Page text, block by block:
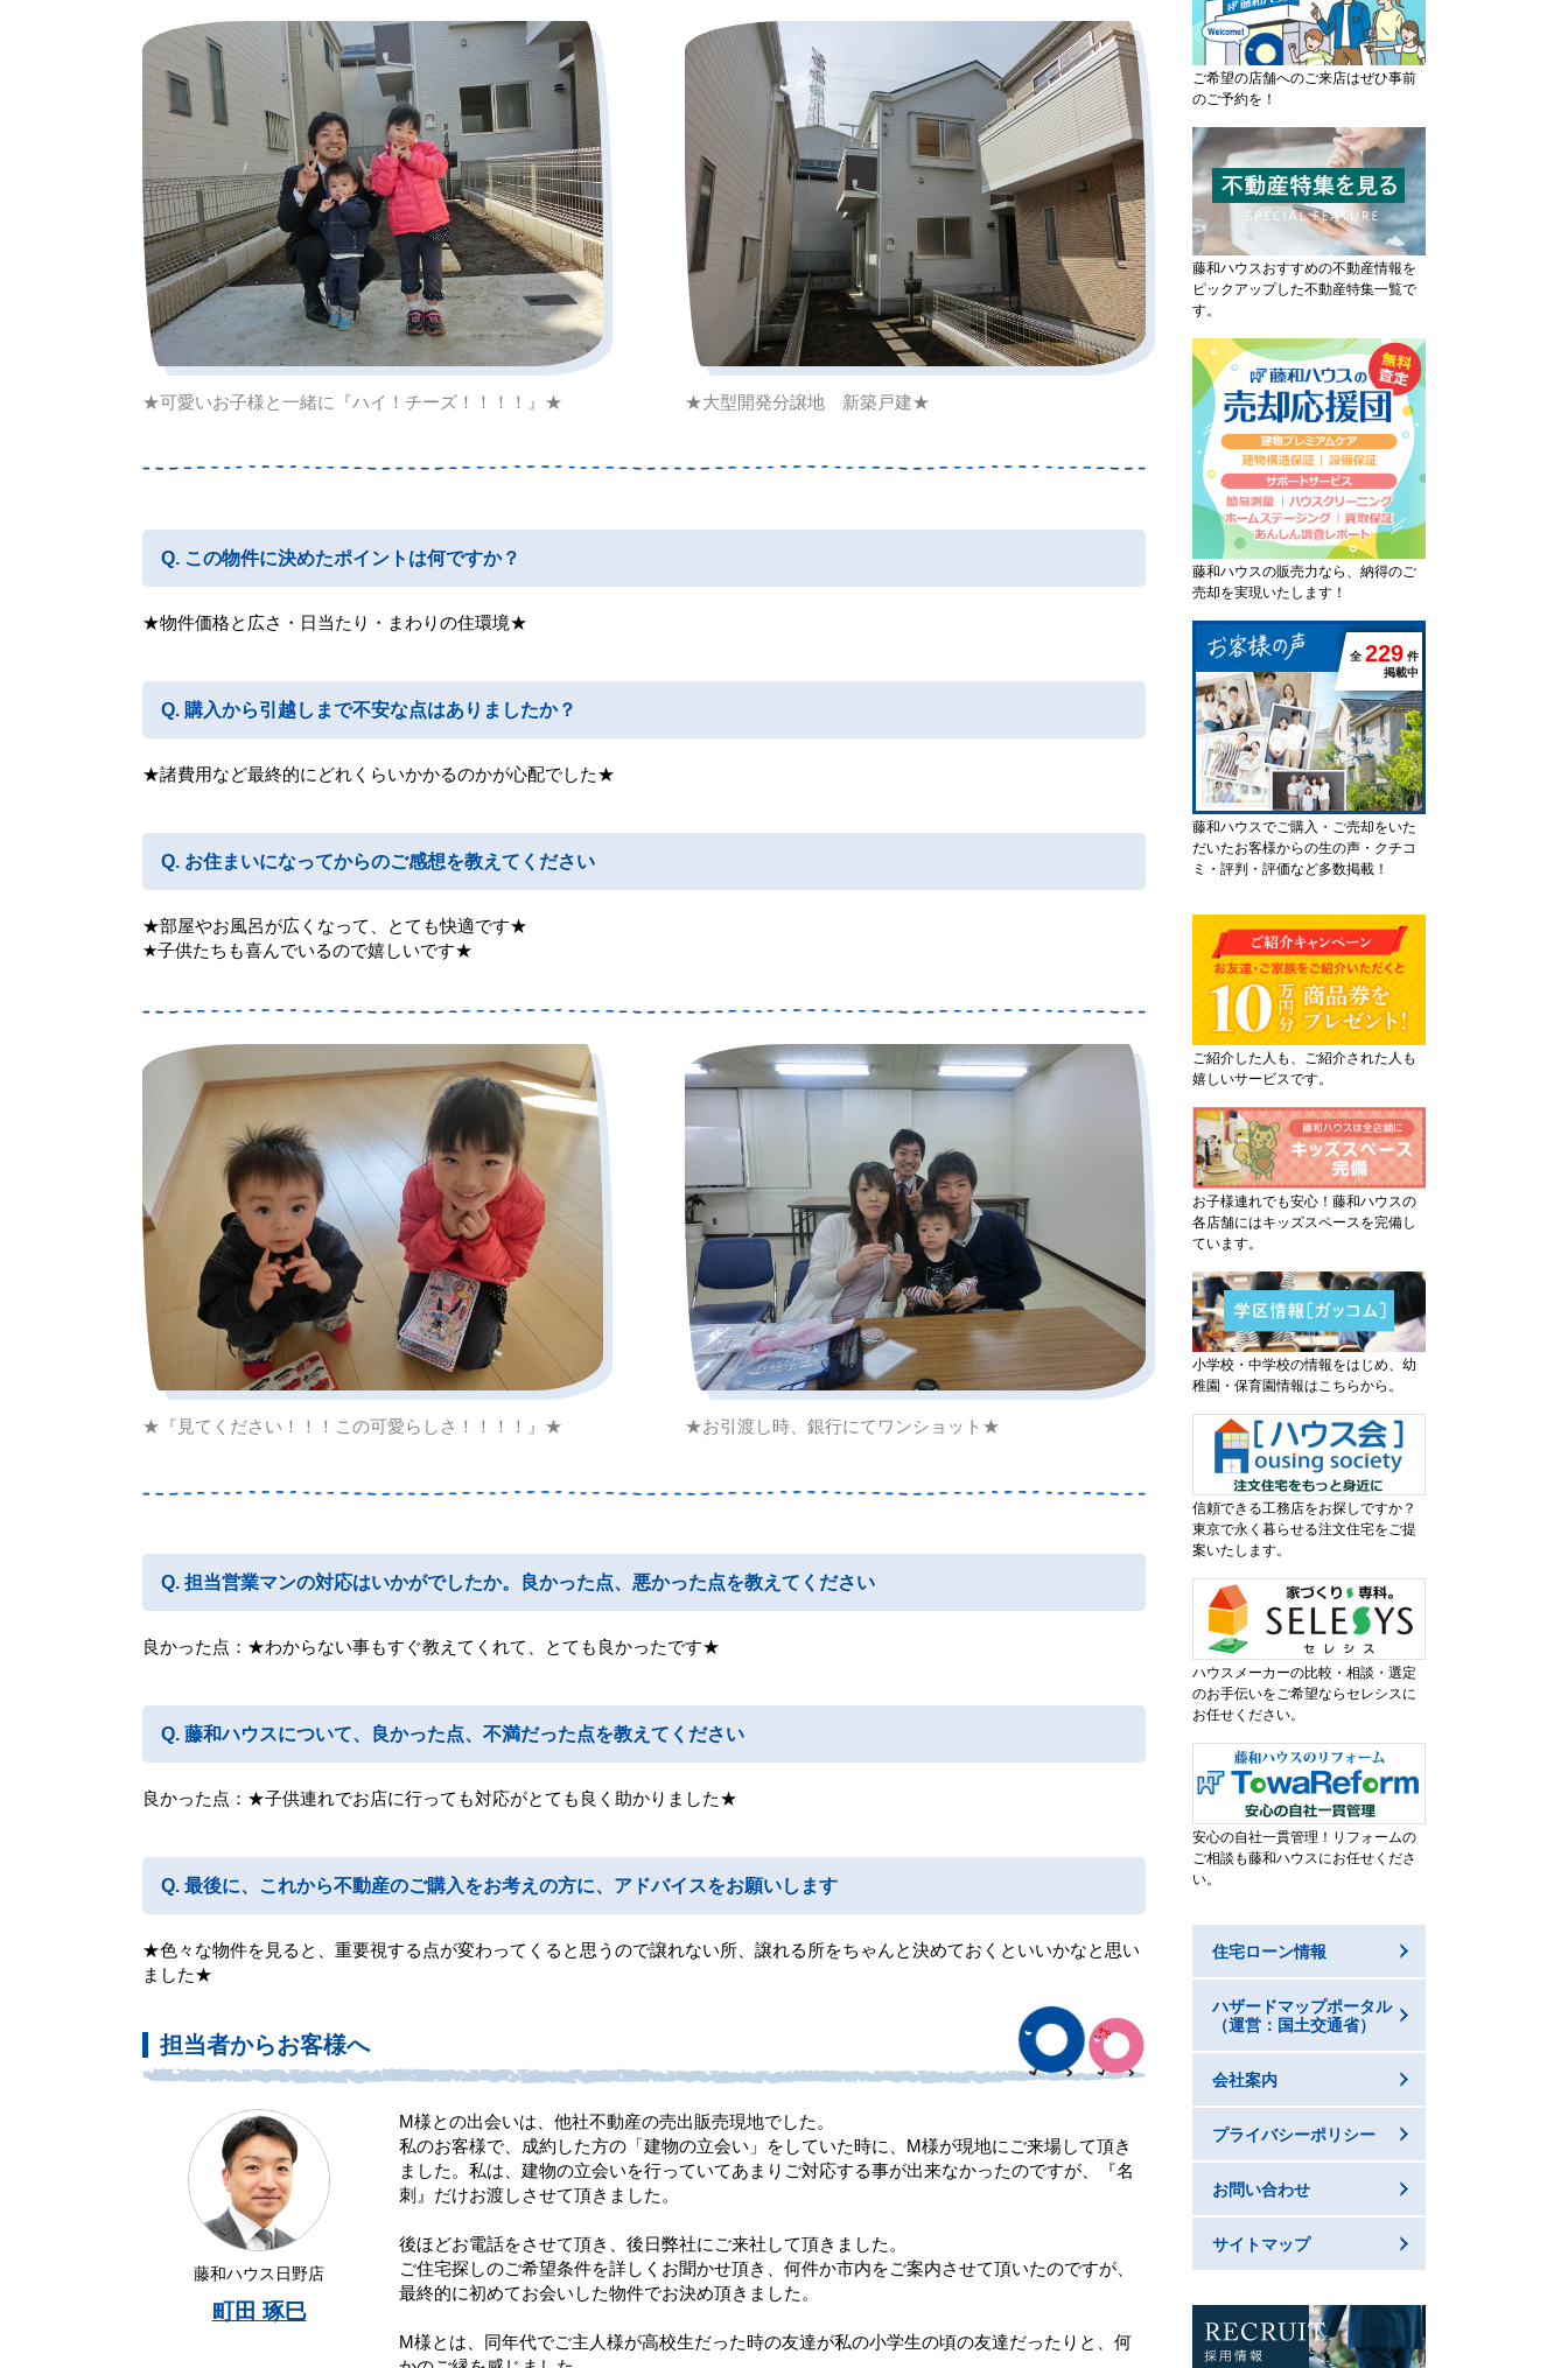
★可愛いお子様と一緒に『ハイ！チーズ！！！！』★ ★大型開発分譲地 新築戸建★
この物件に決めたポイントは何ですか？
★物件価格と広さ・日当たり・まわりの住環境★
購入から引越しまで不安な点はありましたか？
★諸費用など最終的にどれくらいかかるのかが心配でした★
お住まいになってからのご感想を教えてください
★部屋やお風呂が広くなって、とても快適です★
★子供たちも喜んでいるので嬉しいです★
★『見てください！！！この可愛らしさ！！！！』★ ★お引渡し時、銀行にてワンショット★
担当営業マンの対応はいかがでしたか。良かった点、悪かった点を教えてください
良かった点：★わからない事もすぐ教えてくれて、とても良かったです★
藤和ハウスについて、良かった点、不満だった点を教えてください
良かった点：★子供連れでお店に行っても対応がとても良く助かりました★
最後に、これから不動産のご購入をお考えの方に、アドバイスをお願いします
★色々な物件を見ると、重要視する点が変わってくると思うので譲れない所、譲れる所をちゃんと決めておくといいかなと思い
ました★
担当者からお客様へ
藤和ハウス日野店
町田 琢巳
M様との出会いは、他社不動産の売出販売現地でした。
私のお客様で、成約した方の「建物の立会い」をしていた時に、M様が現地にご来場して頂き
ました。私は、建物の立会いを行っていてあまりご対応する事が出来なかったのですが、『名
刺』だけお渡しさせて頂きました。
後ほどお電話をさせて頂き、後日弊社にご来社して頂きました。
ご住宅探しのご希望条件を詳しくお聞かせ頂き、何件か市内をご案内させて頂いたのですが、
最終的に初めてお会いした物件でお決め頂きました。
M様とは、同年代でご主人様が高校生だった時の友達が私の小学生の頃の友達だったりと、何
ご希望の店舗へのご来店はぜひ事前
のご予約を！
藤和ハウスおすすめの不動産情報を
ピックアップした不動産特集一覧で
す。
藤和ハウスの販売力なら、納得のご
売却を実現いたします！
全 229 件
掲載中
藤和ハウスでご購入・ご売却をいた
だいたお客様からの生の声・クチコ
ミ・評判・評価など多数掲載！
ご紹介した人も、ご紹介された人も
嬉しいサービスです。
お子様連れでも安心！藤和ハウスの
各店舗にはキッズスペースを完備し
ています。
小学校・中学校の情報をはじめ、幼
稚園・保育園情報はこちらから。
信頼できる工務店をお探しですか？
東京で永く暮らせる注文住宅をご提
案いたします。
ハウスメーカーの比較・相談・選定
のお手伝いをご希望ならセレシスに
お任せください。
安心の自社一貫管理！リフォームの
ご相談も藤和ハウスにお任せくださ
い。
住宅ローン情報
ハザードマップポータル
（運営：国土交通省）
会社案内
プライバシーポリシー
お問い合わせ
サイトマップ